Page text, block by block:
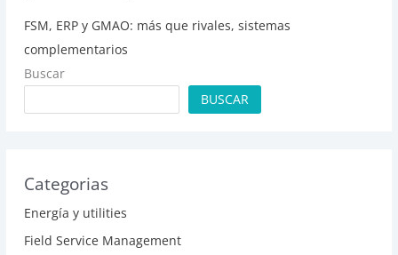
FSM, ERP y GMAO: más que rivales, sistemas
complementarios
Buscar
BUSCAR
Categorias
Energía y utilities
Field Service Management